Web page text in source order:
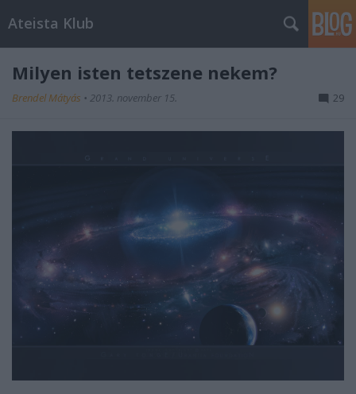
Ateista Klub
Milyen isten tetszene nekem?
Brendel Mátyás • 2013. november 15. 29